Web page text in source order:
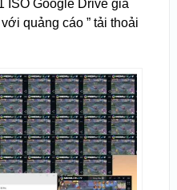
ISO Google Drive giả
quảng cáo ” tải thoải